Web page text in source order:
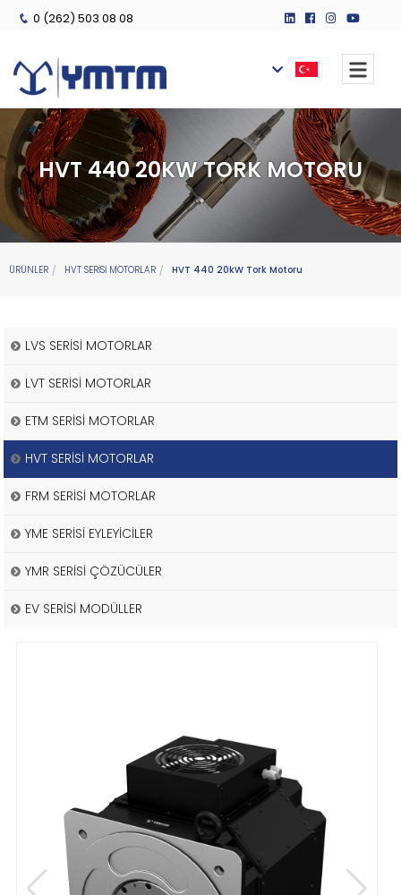
0 (262) 503 08 08
HVT 440 20KW TORK MOTORU
ÜRÜNLER HVT SERİSİ MOTORLAR HVT 440 20kW Tork Motoru
LVS SERİSİ MOTORLAR
LVT SERİSİ MOTORLAR
ETM SERİSİ MOTORLAR
HVT SERİSİ MOTORLAR
FRM SERİSİ MOTORLAR
YME SERİSİ EYLEYİCİLER
YMR SERİSİ ÇÖZÜCÜLER
EV SERİSİ MODÜLLER